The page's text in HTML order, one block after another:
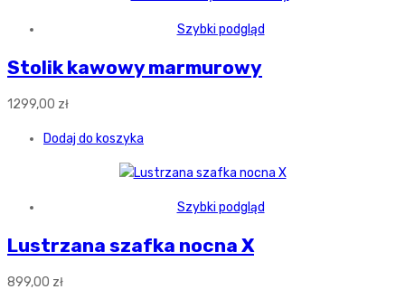
Szybki podgląd
Stolik kawowy marmurowy
1299,00 zł
Dodaj do koszyka
Szybki podgląd
Lustrzana szafka nocna X
899,00 zł